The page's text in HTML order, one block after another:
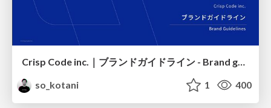
Crisp Code inc.｜ブランドガイドライン - Brand guidelines
so_kotani
1 400